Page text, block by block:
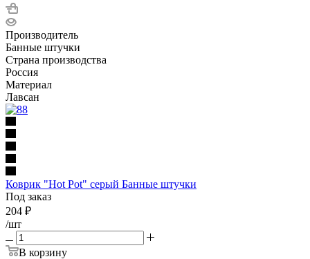
Производитель
Банные штучки
Страна производства
Россия
Материал
Лавсан
Коврик "Hot Pot" серый Банные штучки
Под заказ
204 ₽
/шт
В корзину